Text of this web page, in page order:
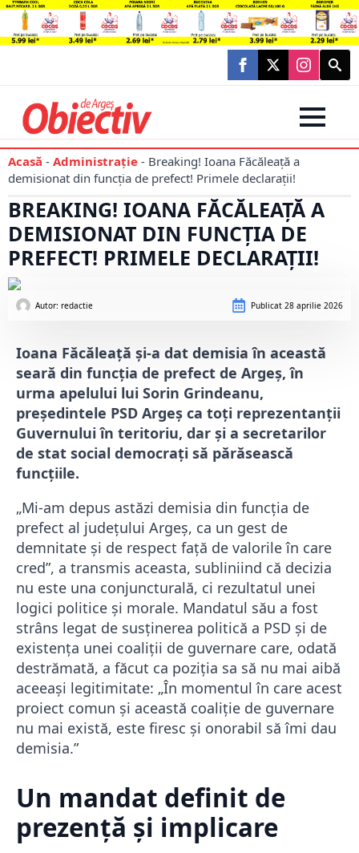
Search
for:
Acasă - Administraţie - Breaking! Ioana Făcăleață a
demisionat din funcția de prefect! Primele declarații!
BREAKING! IOANA FĂCĂLEAȚĂ A
DEMISIONAT DIN FUNCȚIA DE
PREFECT! PRIMELE DECLARAȚII!
Autor: redactie Publicat 28 aprilie 2026
Ioana Făcăleață și-a dat demisia în această
seară din funcția de prefect de Argeș, în
urma apelului lui Sorin Grindeanu,
președintele PSD Argeș ca toți reprezentanții
Guvernului în teritoriu, dar și a secretarilor
de stat social democrați să părăsească
funcțiile.
„Mi-am depus astăzi demisia din funcția de
prefect al județului Argeș, ca un gest de
demnitate și de respect față de valorile în care
cred”, a transmis aceasta, subliniind că decizia
nu este una conjuncturală, ci rezultatul unei
logici politice și morale. Mandatul său a fost
strâns legat de susținerea politică a PSD și de
existența unei coaliții de guvernare care, odată
destrămată, a făcut ca poziția sa să nu mai aibă
aceeași legitimitate: „În momentul în care acest
proiect comun și această coaliție de guvernare
nu mai există, este firesc și onorabil să îmi dau
demisia.”
Un mandat definit de
prezență și implicare